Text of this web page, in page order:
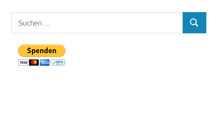
SUCHEN